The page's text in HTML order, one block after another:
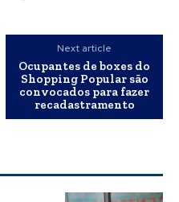
Next article
Ocupantes de boxes do
Shopping Popular são
convocados para fazer
recadastramento